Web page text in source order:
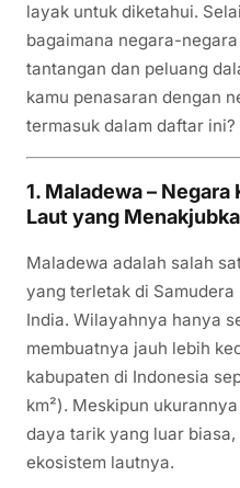
layak untuk diketahui.
bagaimana negara-
tantangan dan peluang
kamu penasaran dengan
termasuk dalam daftar
1. Maladewa –
Laut yang
Maladewa adalah salah
yang terletak di
India. Wilayahnya hanya
membuatnya jauh lebih
kabupaten di Indonesia
km²). Meskipun
daya tarik yang luar
ekosistem lautnya.